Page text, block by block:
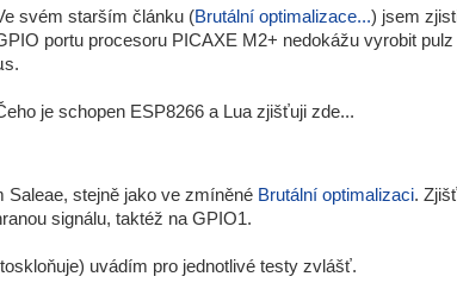
svém starším článku (Brutální optimalizace...) jsem
portu procesoru PICAXE M2+ nedokážu vyrobit
je schopen ESP8266 a Lua zjišťuji zde...
Saleae, stejně jako ve zmíněné Brutální optimalizaci.
signálu, taktéž na GPIO1.
uvádím pro jednotlivé testy zvlášť.